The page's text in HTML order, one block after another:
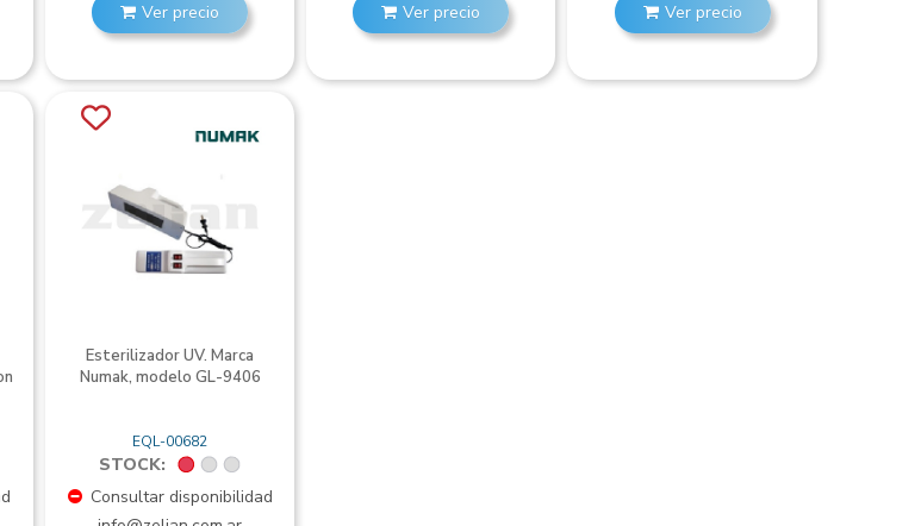
Ver precio Ver precio Ver precio
Esterilizador UV. Marca
Numak, modelo GL-9406
EQL-00682
STOCK:
Consultar disponibilidad